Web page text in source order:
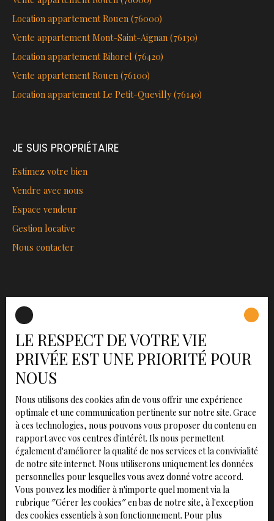
Location appartement Rouen (76000)
Vente appartement Mont-Saint-Aignan (76130)
Location appartement Bihorel (76420)
Vente appartement Rouen (76100)
Location appartement Le Petit-Quevilly (76140)
JE SUIS PROPRIÉTAIRE
Estimez votre bien
Vendre avec nous
Espace vendeur
Gestion locative
Nous contacter
INFORMATIONS
Nos honoraires
Mentions légales
Politique de confidentialité
Plan du site
Gérer les cookies
Propulsé par
+33 2 78 08 88 37
LE RESPECT DE VOTRE VIE
PRIVÉE EST UNE PRIORITÉ POUR
NOUS
Nous utilisons des cookies afin de vous offrir une expérience
optimale et une communication pertinente sur notre site. Grace
à ces technologies, nous pouvons vous proposer du contenu en
rapport avec vos centres d'intérêt. Ils nous permettent
également d'améliorer la qualité de nos services et la convivialité
de notre site internet. Nous utiliserons uniquement les données
personnelles pour lesquelles vous avez donné votre accord.
Vous pouvez les modifier à n'importe quel moment via la
rubrique ″Gérer les cookies″ en bas de notre site, à l'exception
des cookies essentiels à son fonctionnement. Pour plus